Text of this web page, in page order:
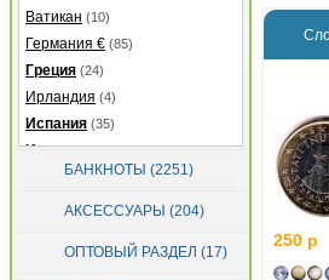
Ватикан (10)
Германия € (85)
Греция (24)
Ирландия (4)
Испания (35)
Италия(38)
(20)
Латвия(39)
Люксембург(48)
БАНКНОТЫ (2251)
АКСЕССУАРЫ (204)
ОПТОВЫЙ РАЗДЕЛ (17)
250 р